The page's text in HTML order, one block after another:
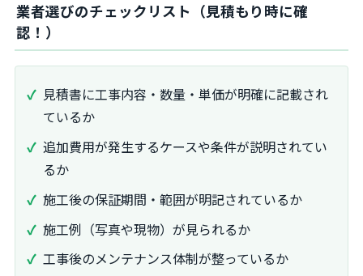
業者選びのチェックリスト（見積もり時に確
認！）
見積書に工事内容・数量・単価が明確に記載され
ているか
追加費用が発生するケースや条件が説明されてい
るか
施工後の保証期間・範囲が明記されているか
施工例（写真や現物）が見られるか
工事後のメンテナンス体制が整っているか